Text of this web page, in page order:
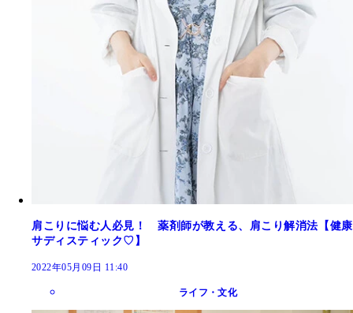
肩こりに悩む人必見！ 薬剤師が教える、肩こり解消法【健康
サディスティック♡】
2022年05月09日 11:40
ライフ・文化